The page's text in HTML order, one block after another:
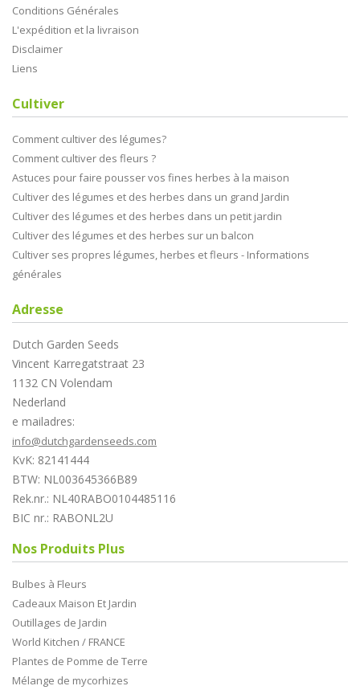
Conditions Générales
L'expédition et la livraison
Disclaimer
Liens
Cultiver
Comment cultiver des légumes?
Comment cultiver des fleurs ?
Astuces pour faire pousser vos fines herbes à la maison
Cultiver des légumes et des herbes dans un grand Jardin
Cultiver des légumes et des herbes dans un petit jardin
Cultiver des légumes et des herbes sur un balcon
Cultiver ses propres légumes, herbes et fleurs - Informations
générales
Adresse
Dutch Garden Seeds
Vincent Karregatstraat 23
1132 CN Volendam
Nederland
e mailadres:
info@dutchgardenseeds.com
KvK: 82141444
BTW: NL003645366B89
Rek.nr.: NL40RABO0104485116
BIC nr.: RABONL2U
Nos Produits Plus
Bulbes à Fleurs
Cadeaux Maison Et Jardin
Outillages de Jardin
World Kitchen / FRANCE
Plantes de Pomme de Terre
Mélange de mycorhizes